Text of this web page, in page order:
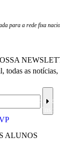
para a rede fixa
todas as
a proteção de
para os fins
ALUNOS